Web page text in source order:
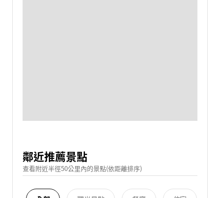
鄰近推薦景點
查看附近半徑50公里內的景點(依距離排序)